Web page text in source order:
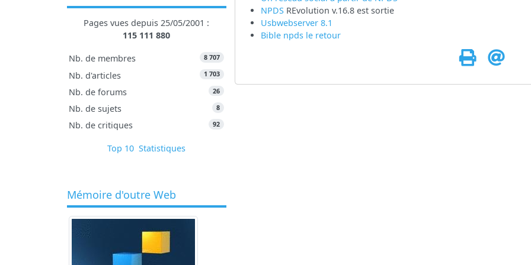
Pages vues depuis 25/05/2001 :
115 111 880
Nb. de membres 8 707
Nb. d'articles 1 703
Nb. de forums 26
Nb. de sujets 8
Nb. de critiques 92
Top 10 Statistiques
Mémoire d'outre Web
NPDS REvolution v.16.8 est sortie
Usbwebserver 8.1
Bible npds le retour